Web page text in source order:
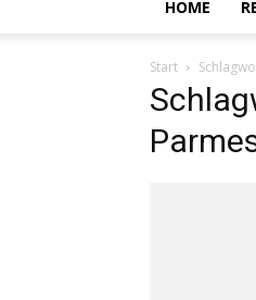
HOME
Start